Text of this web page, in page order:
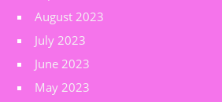
August 2023
July 2023
June 2023
May 2023